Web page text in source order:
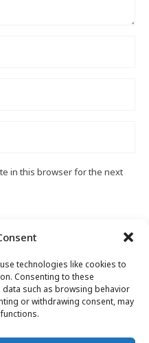
technologies like cookies to
Consenting to these
such as browsing behavior
or withdrawing consent, may
in this browser for the next